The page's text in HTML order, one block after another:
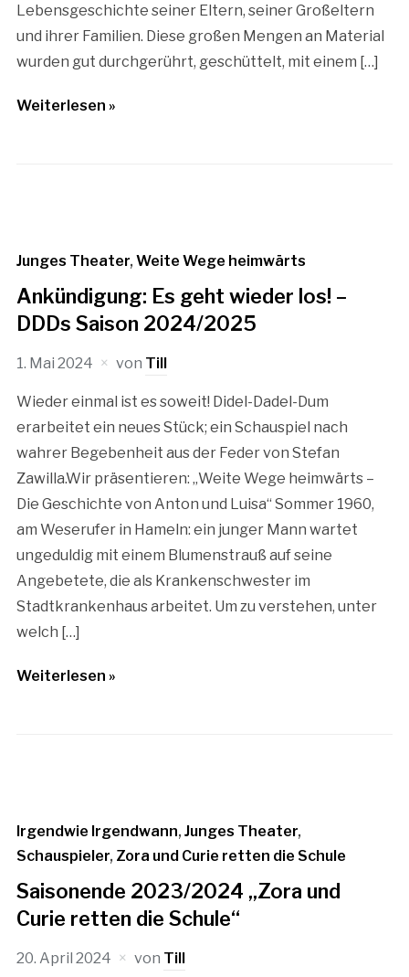
Lebensgeschichte seiner Eltern, seiner Großeltern
und ihrer Familien. Diese großen Mengen an Material
wurden gut durchgerührt, geschüttelt, mit einem […]
Weiterlesen »
Junges Theater, Weite Wege heimwärts
Ankündigung: Es geht wieder los! –
DDDs Saison 2024/2025
1. Mai 2024 von Till
Wieder einmal ist es soweit! Didel-Dadel-Dum
erarbeitet ein neues Stück; ein Schauspiel nach
wahrer Begebenheit aus der Feder von Stefan
Zawilla.Wir präsentieren: „Weite Wege heimwärts –
Die Geschichte von Anton und Luisa“ Sommer 1960,
am Weserufer in Hameln: ein junger Mann wartet
ungeduldig mit einem Blumenstrauß auf seine
Angebetete, die als Krankenschwester im
Stadtkrankenhaus arbeitet. Um zu verstehen, unter
welch […]
Weiterlesen »
Irgendwie Irgendwann, Junges Theater,
Schauspieler, Zora und Curie retten die Schule
Saisonende 2023/2024 „Zora und
Curie retten die Schule“
20. April 2024 von Till